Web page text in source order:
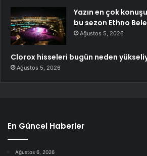
Yazın en çok
bu sezon Ethno
Ağustos 5, 2026
Clorox hisseleri bugün neden
Ağustos 5, 2026
En Güncel Haberler
Ağustos 6, 2026